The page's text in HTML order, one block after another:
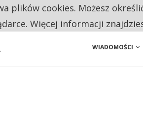
PRAWO DO NAPRAWY, ALE SERWIS
WIADOMOŚCI
plików cookies. Możesz
Więcej informacji